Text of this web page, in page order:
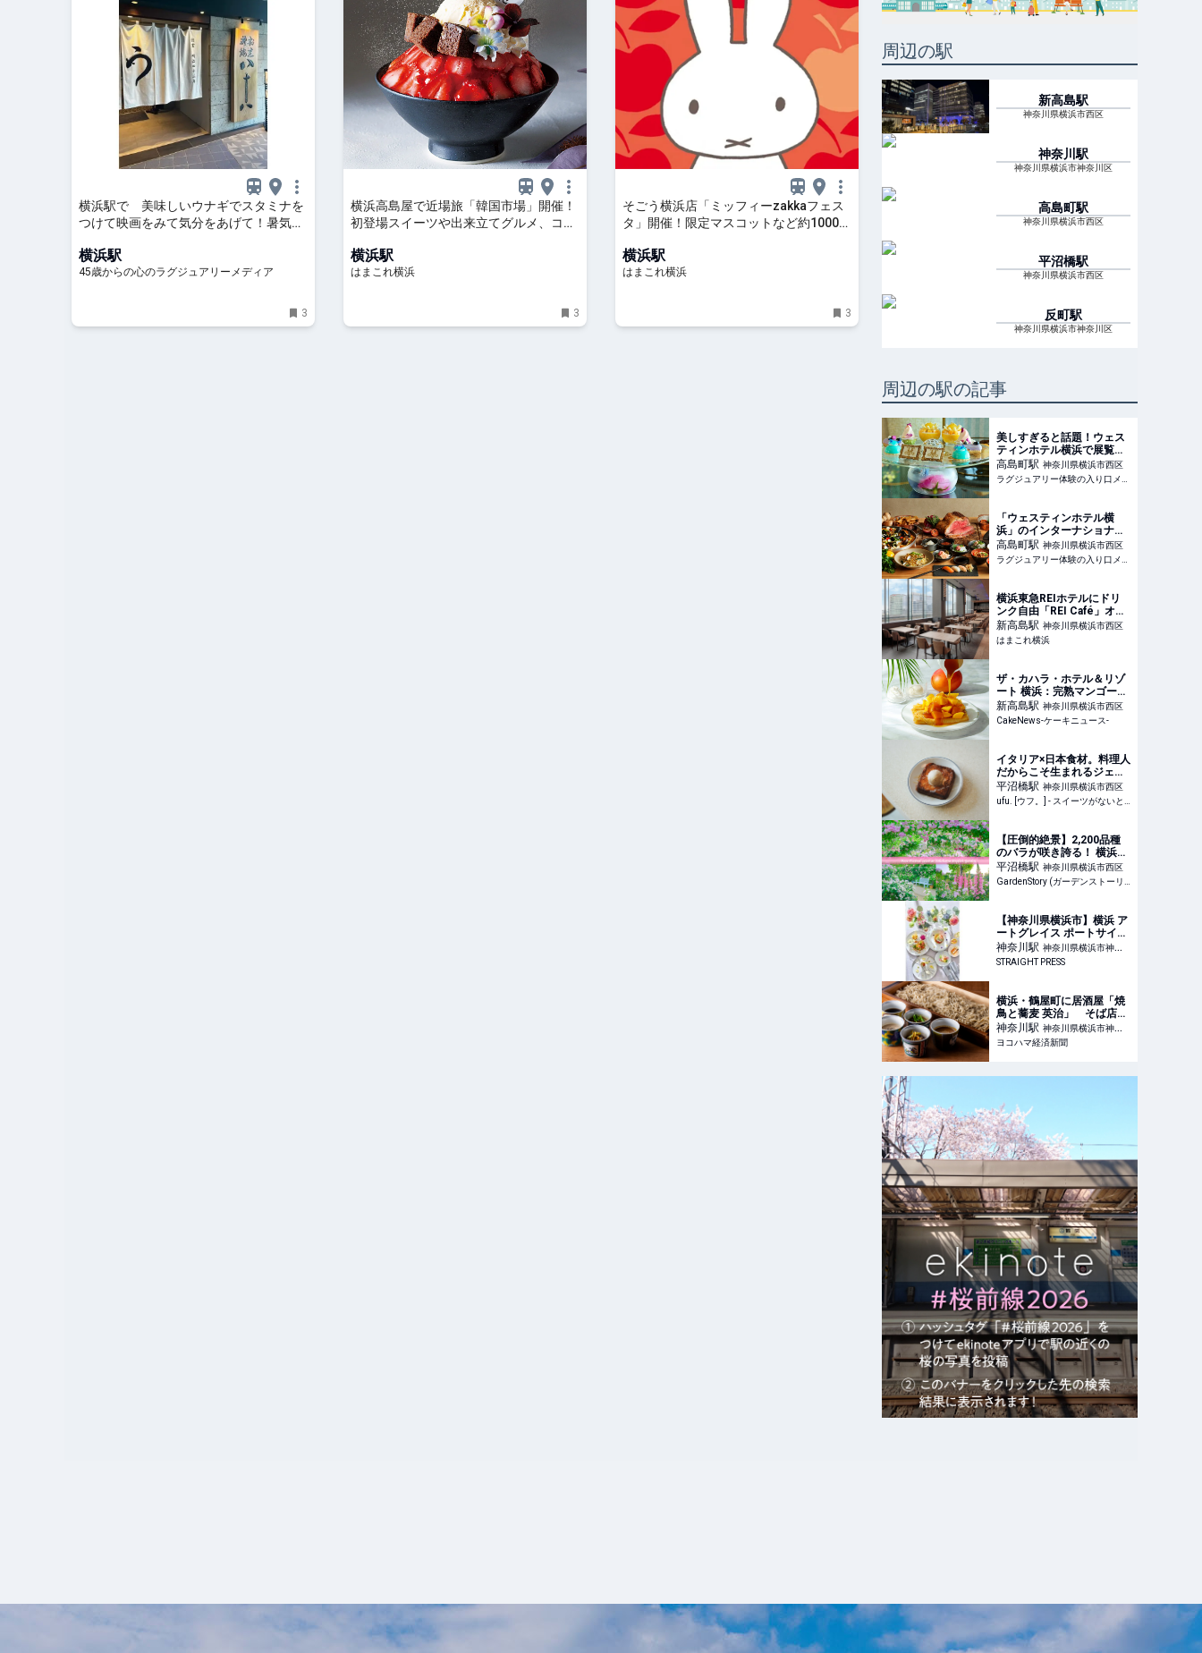
横浜駅で 美味しいウナギでスタミナを
つけて映画をみて気分をあげて！暑気払
横浜駅
45歳からの心のラグジュアリーメディア
3
横浜高島屋で近場旅「韓国市場」開催！
初登場スイーツや出来立てグルメ、コス
横浜駅
はまこれ横浜
3
そごう横浜店「ミッフィーzakkaフェス
タ」開催！限定マスコットなど約1000点
横浜
横浜駅
はまこれ横浜
3
周辺の駅
新高島駅
神奈川県横浜市西区
神奈川駅
神奈川県横浜市神奈川区
高島町駅
神奈川県横浜市西区
平沼橋駅
神奈川県横浜市西区
反町駅
神奈川県横浜市神奈川区
周辺の駅の記事
美しすぎると話題！ウェス
ティンホテル横浜で展覧会
「マリー・アントワネッ
ト・スタイル」とコラボし
たアフタヌーンティーが開
高島町駅 神奈川県横浜市西区
ラグジュアリー体験の入り口メディア
「ウェスティンホテル横
浜」のインターナショナル
ビュッフェレストランがオ
ープン1周年！記念ビュッ
フェを堪能
高島町駅 神奈川県横浜市西区
ラグジュアリー体験の入り口メディア
横浜東急REIホテルにドリ
ンク自由「REI Café」オー
プン！宿泊者無料・ビジタ
ーも一律1,200円で利用OK |
はまこれ横浜
新高島駅 神奈川県横浜市西区
はまこれ横浜
ザ・カハラ・ホテル＆リゾ
ート 横浜：完熟マンゴー1
玉分のせた「シンパンケー
キ」など夏季メニュー全2
種、6月1日より4ヵ月展開
新高島駅 神奈川県横浜市西区
CakeNews-ケーキニュース-
イタリア×日本食材。料理人
だからこそ生まれるジェラ
ートと“カリじゅわフレンチ
トースト”に恋して。「è
più（エピュウ）」（横浜）
平沼橋駅 神奈川県横浜市西区
ufu. [ウフ。] - スイーツがないと始まらないufu.ウフ。
【圧倒的絶景】2,200品種
のバラが咲き誇る！ 横浜で
体験する非日常の癒やし空
間
平沼橋駅 神奈川県横浜市西区
GardenStory (ガーデンストーリー)
【神奈川県横浜市】横浜 ア
ートグレイス ポートサイド
ヴィラ×HACCIのコラボメ
ニューが登場！
神奈川駅 神奈川県横浜市神奈
川区
STRAIGHT PRESS
横浜・鶴屋町に居酒屋「焼
鳥と蕎麦 英治」 そば店が
営む「焼き鳥酒場」
神奈川駅 神奈川県横浜市神奈
川区
ヨコハマ経済新聞